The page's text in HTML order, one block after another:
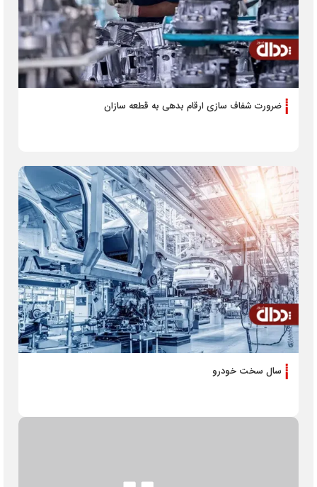
ضرورت شفاف سازی ارقام بدهی به قطعه سازان
سال سخت خودرو